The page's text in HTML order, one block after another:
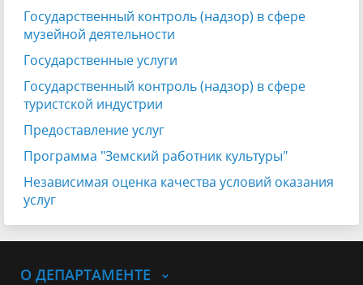
Государственный контроль (надзор) в сфере
музейной деятельности
Государственные услуги
Государственный контроль (надзор) в сфере
туристской индустрии
Предоставление услуг
Программа "Земский работник культуры"
Независимая оценка качества условий оказания
услуг
О ДЕПАРТАМЕНТЕ